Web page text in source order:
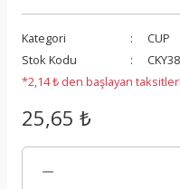
Kategori
CUP
Stok Kodu
*2,14 ₺ den başlayan
25,65 ₺